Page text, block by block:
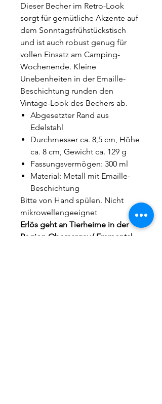
Dieser Becher im Retro-Look
sorgt für gemütliche Akzente auf
dem Sonntagsfrühstückstisch
und ist auch robust genug für
vollen Einsatz am Camping-
Wochenende. Kleine
Unebenheiten in der Emaille-
Beschichtung runden den
Vintage-Look des Bechers ab.
Abgesetzter Rand aus
Edelstahl
Durchmesser ca. 8,5 cm, Höhe
ca. 8 cm, Gewicht ca. 129 g
Fassungsvermögen: 300 ml
Material: Metall mit Emaille-
Beschichtung
Bitte von Hand spülen. Nicht
mikrowellengeeignet
Erlös geht an Tierheime in der
Region Oberaargau/ Emmental